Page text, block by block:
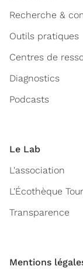
Recherche &
Outils pratiques
Centres de
Diagnostics
Podcasts
Le Lab
L'association
L'Écothèque
Transparence
Mentions